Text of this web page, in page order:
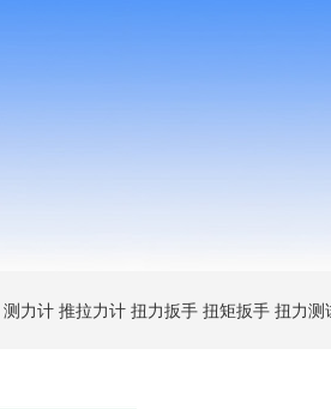
测力计 推拉力计 扭力扳手 扭矩扳手 扭力测